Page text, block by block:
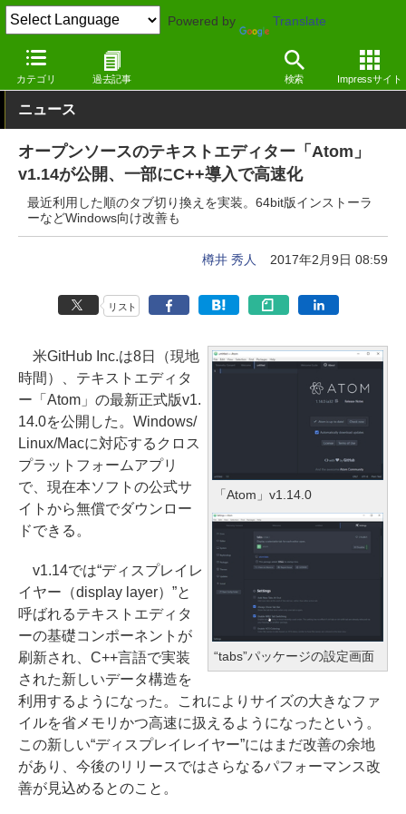
Powered by Translate
カテゴリ 過去記事 検索 Impressサイト
窓の杜 オフィス・ドキュメント テキストエディター Windows
ニュース
オープンソースのテキストエディター「Atom」
v1.14が公開、一部にC++導入で高速化
最近利用した順のタブ切り換えを実装。64bit版インストーラ
ーなどWindows向け改善も
樽井 秀人 2017年2月9日 08:59
リスト
「Atom」v1.14.0
“tabs”パッケージの設定画面
米GitHub Inc.は8日（現地
時間）、テキストエディタ
ー「Atom」の最新正式版v1.
14.0を公開した。Windows/
Linux/Macに対応するクロス
プラットフォームアプリ
で、現在本ソフトの公式サ
イトから無償でダウンロー
ドできる。
v1.14では“ディスプレイレ
イヤー（display layer）”と
呼ばれるテキストエディタ
ーの基礎コンポーネントが
刷新され、C++言語で実装
された新しいデータ構造を
利用するようになった。これによりサイズの大きなファ
イルを省メモリかつ高速に扱えるようになったという。
この新しい“ディスプレイレイヤー”にはまだ改善の余地
があり、今後のリリースではさらなるパフォーマンス改
善が見込めるとのこと。